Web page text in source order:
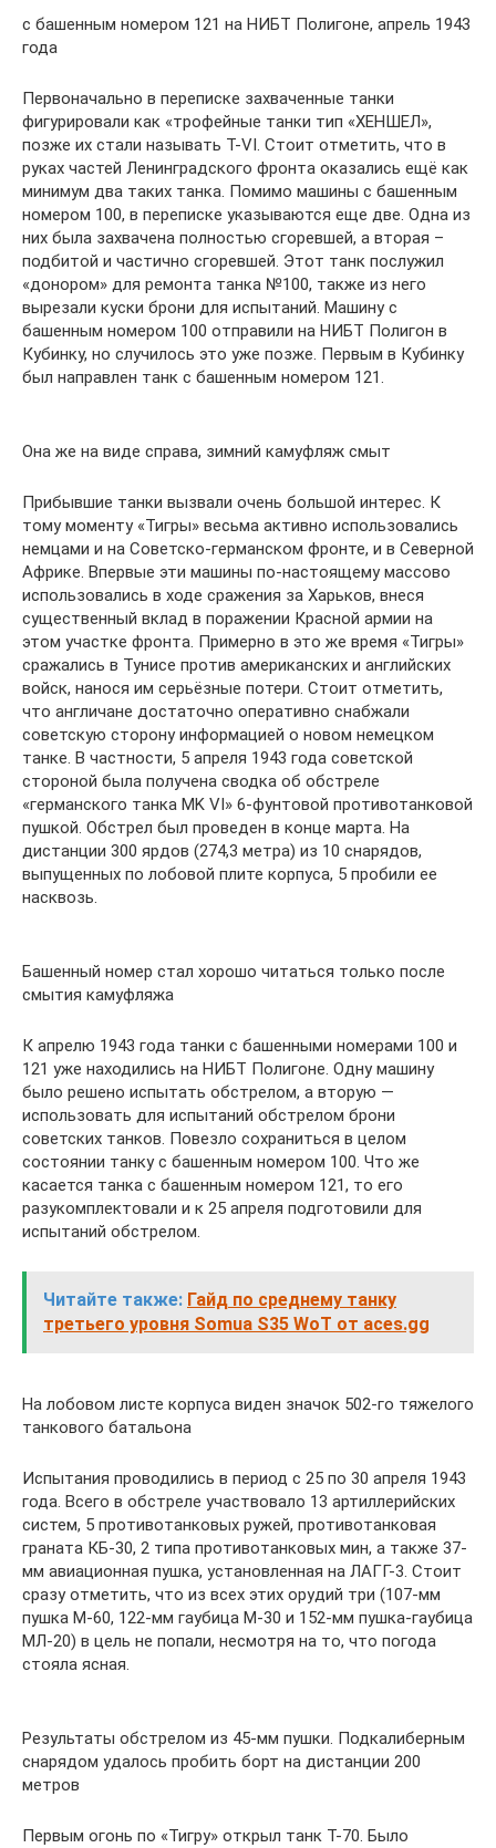
с башенным номером 121 на НИБТ Полигоне, апрель 1943
года
Первоначально в переписке захваченные танки
фигурировали как «трофейные танки тип «ХЕНШЕЛ»,
позже их стали называть Т-VI. Стоит отметить, что в
руках частей Ленинградского фронта оказались ещё как
минимум два таких танка. Помимо машины с башенным
номером 100, в переписке указываются еще две. Одна из
них была захвачена полностью сгоревшей, а вторая –
подбитой и частично сгоревшей. Этот танк послужил
«донором» для ремонта танка №100, также из него
вырезали куски брони для испытаний. Машину с
башенным номером 100 отправили на НИБТ Полигон в
Кубинку, но случилось это уже позже. Первым в Кубинку
был направлен танк с башенным номером 121.
Она же на виде справа, зимний камуфляж смыт
Прибывшие танки вызвали очень большой интерес. К
тому моменту «Тигры» весьма активно использовались
немцами и на Советско-германском фронте, и в Северной
Африке. Впервые эти машины по-настоящему массово
использовались в ходе сражения за Харьков, внеся
существенный вклад в поражении Красной армии на
этом участке фронта. Примерно в это же время «Тигры»
сражались в Тунисе против американских и английских
войск, нанося им серьёзные потери. Стоит отметить,
что англичане достаточно оперативно снабжали
советскую сторону информацией о новом немецком
танке. В частности, 5 апреля 1943 года советской
стороной была получена сводка об обстреле
«германского танка MK VI» 6-фунтовой противотанковой
пушкой. Обстрел был проведен в конце марта. На
дистанции 300 ярдов (274,3 метра) из 10 снарядов,
выпущенных по лобовой плите корпуса, 5 пробили ее
насквозь.
Башенный номер стал хорошо читаться только после
смытия камуфляжа
К апрелю 1943 года танки с башенными номерами 100 и
121 уже находились на НИБТ Полигоне. Одну машину
было решено испытать обстрелом, а вторую —
использовать для испытаний обстрелом брони
советских танков. Повезло сохраниться в целом
состоянии танку с башенным номером 100. Что же
касается танка с башенным номером 121, то его
разукомплектовали и к 25 апреля подготовили для
испытаний обстрелом.
Читайте также: Гайд по среднему танку
третьего уровня Somua S35 WoT от aces.gg
На лобовом листе корпуса виден значок 502-го тяжелого
танкового батальона
Испытания проводились в период с 25 по 30 апреля 1943
года. Всего в обстреле участвовало 13 артиллерийских
систем, 5 противотанковых ружей, противотанковая
граната КБ-30, 2 типа противотанковых мин, а также 37-
мм авиационная пушка, установленная на ЛАГГ-3. Стоит
сразу отметить, что из всех этих орудий три (107-мм
пушка М-60, 122-мм гаубица М-30 и 152-мм пушка-гаубица
МЛ-20) в цель не попали, несмотря на то, что погода
стояла ясная.
Результаты обстрелом из 45-мм пушки. Подкалиберным
снарядом удалось пробить борт на дистанции 200
метров
Первым огонь по «Тигру» открыл танк Т-70. Было